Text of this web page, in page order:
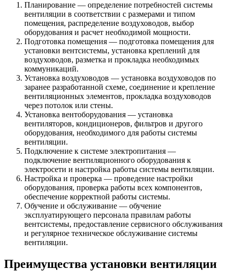
Планирование — определение потребностей системы
вентиляции в соответствии с размерами и типом
помещения, распределение воздуховодов, выбор
оборудования и расчет необходимой мощности.
Подготовка помещения — подготовка помещения для
установки вентсистемы, установка креплений для
воздуховодов, разметка и прокладка необходимых
коммуникаций.
Установка воздуховодов — установка воздуховодов по
заранее разработанной схеме, соединение и крепление
вентиляционных элементов, прокладка воздуховодов
через потолок или стены.
Установка вентоборудования — установка
вентиляторов, кондиционеров, фильтров и другого
оборудования, необходимого для работы системы
вентиляции.
Подключение к системе электропитания —
подключение вентиляционного оборудования к
электросети и настройка работы системы вентиляции.
Настройка и проверка — проведение настройки
оборудования, проверка работы всех компонентов,
обеспечение корректной работы системы.
Обучение и обслуживание — обучение
эксплуатирующего персонала правилам работы
вентсистемы, предоставление сервисного обслуживания
и регулярное техническое обслуживание системы
вентиляции.
Преимущества установки вентиляции